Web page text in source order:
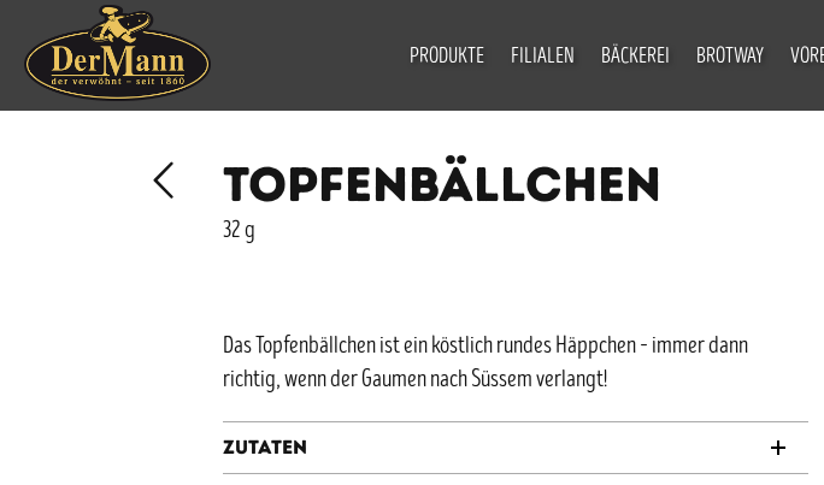
PRODUKTE FILIALEN BÄCKEREI BROTWAY
TOPFENBÄLLCHEN
32 g
Das Topfenbällchen ist ein köstlich rundes Häppchen – immer dann
richtig, wenn der Gaumen nach Süssem verlangt!
Zutaten